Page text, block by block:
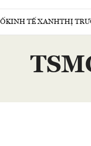
KINH TẾ XANHTHỊ